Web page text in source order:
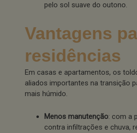
pelo sol suave do outono.
Vantagens
residências
Em casas e apartamentos, os
aliados importantes na transição
mais húmido.
Menos manutenção: com a
contra infiltrações e chuva,